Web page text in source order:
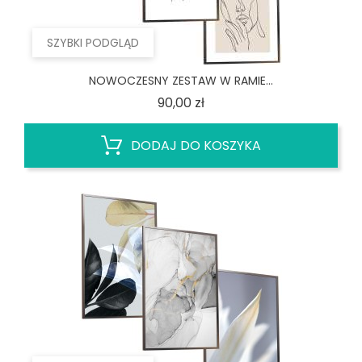
SZYBKI PODGLĄD
NOWOCZESNY ZESTAW W RAMIE...
90,00 złCena
DODAJ DO KOSZYKA